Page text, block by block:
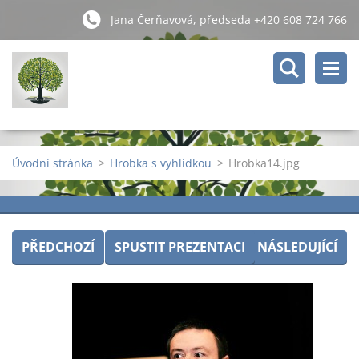
Jana Čerňavová, předseda +420 608 724 766
Úvodní stránka > Hrobka s vyhlídkou > Hrobka14.jpg
PŘEDCHOZÍ SPUSTIT PREZENTACI NÁSLEDUJÍCÍ